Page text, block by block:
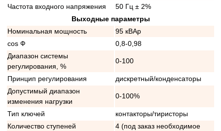
Частота входного напряжения
50 Гц ± 2%
Выходные параметры
Номинальная мощность
95 кВАр
cos Ф
0,8-0,98
Диапазон системы
регулирования, %
0-100
Принцип регулирования
дискретный/конденсаторы
Допустимый диапазон
изменения нагрузки
0-100%
Тип ключей
контакторы/тиристоры
Количество ступеней
4 (под заказ необходимое